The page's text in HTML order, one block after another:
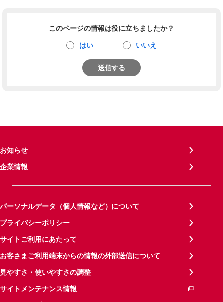
このページの情報は役に立ちましたか？
はい いいえ
送信する
お知らせ
企業情報
パーソナルデータ（個人情報など）について
プライバシーポリシー
サイトご利用にあたって
お客さまご利用端末からの情報の外部送信について
見やすさ・使いやすさの調整
サイトメンテナンス情報